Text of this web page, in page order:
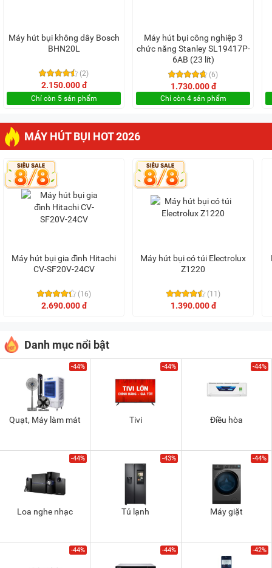
Máy hút bụi không dây Bosch
BHN20L
(2)
2.150.000 đ
Chỉ còn 5 sản phẩm
Máy hút bụi công nghiệp 3
chức năng Stanley SL19417P-
6AB (23 lít)
(6)
1.730.000 đ
Chỉ còn 4 sản phẩm
MÁY HÚT BỤI HOT 2026
Máy hút bụi gia đình Hitachi
CV-SF20V-24CV
(16)
2.690.000 đ
Máy hút bụi có túi Electrolux
Z1220
(11)
1.390.000 đ
Danh mục nổi bật
-44%
Quạt, Máy làm mát
-44%
Tivi
-44%
Điều hòa
-44%
Loa nghe nhạc
-43%
Tủ lạnh
-44%
Máy giặt
-44% -44% -42%